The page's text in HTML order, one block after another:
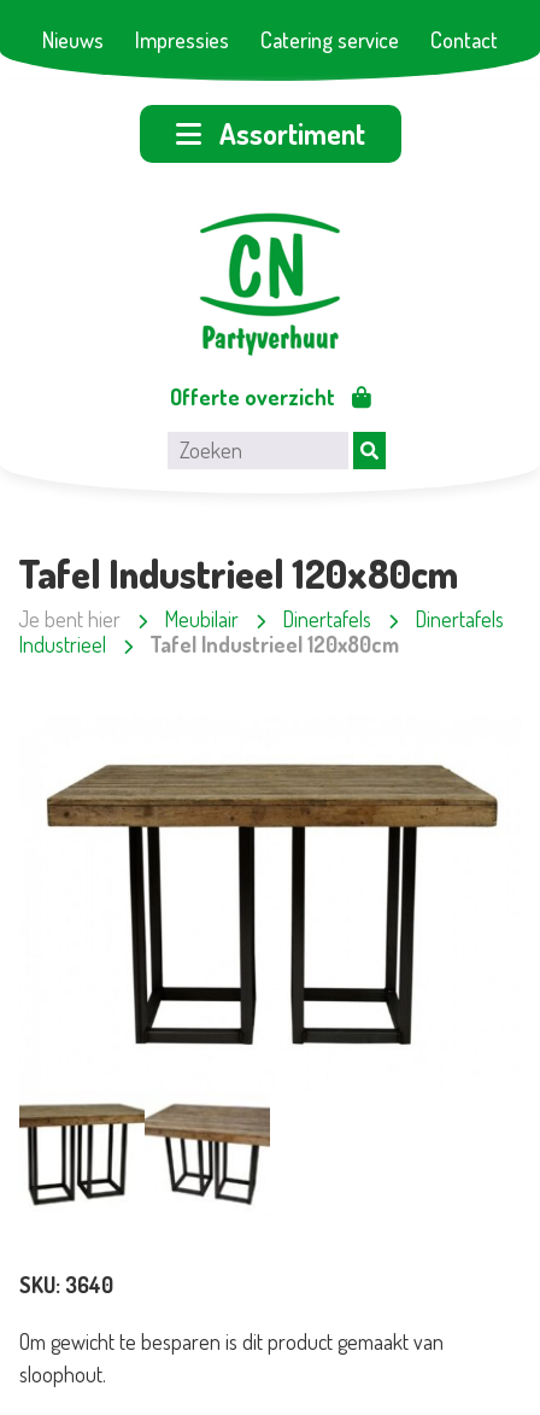
Nieuws Impressies Catering service Contact
Assortiment
Offerte overzicht
Tafel Industrieel 120x80cm
Je bent hier Meubilair Dinertafels
Dinertafels
Industrieel
Tafel Industrieel 120x80cm
SKU: 3640
Om gewicht te besparen is dit product gemaakt van
sloophout.